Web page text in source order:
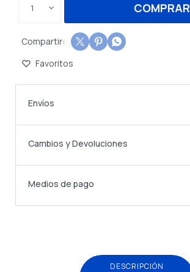
1 COMPRAR
  
Envíos
Cambios y Devoluciones
Medios de pago
DESCRIPCIÓN